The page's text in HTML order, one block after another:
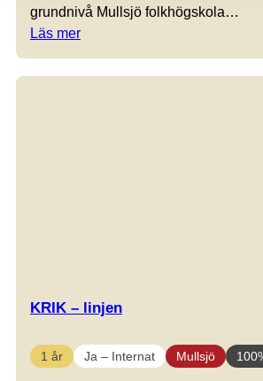
grundnivå Mullsjö folkhögskola…
Läs mer
KRIK – linjen
1 år Ja – Internat Mullsjö